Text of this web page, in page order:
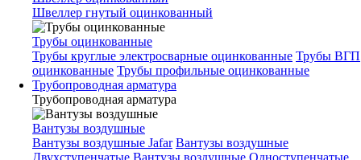
Швеллер гнутый оцинкованный
Трубы оцинкованные
Трубы круглые электросварные оцинкованные Трубы ВГП
оцинкованные Трубы профильные оцинкованные
Трубопроводная арматура
Трубопроводная арматура
Вантузы воздушные
Вантузы воздушные Jafar Вантузы воздушные
Двухступенчатые Вантузы воздушные Одноступенчатые